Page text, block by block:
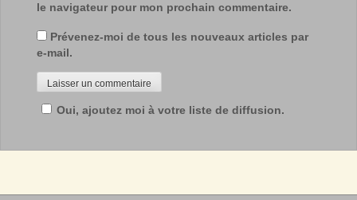
le navigateur pour mon prochain commentaire.
Prévenez-moi de tous les nouveaux articles par
e-mail.
Oui, ajoutez moi à votre liste de diffusion.